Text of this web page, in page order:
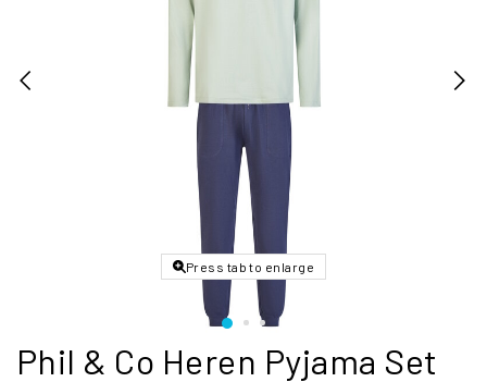
Press tab to enlarge
Phil & Co Heren Pyjama Set